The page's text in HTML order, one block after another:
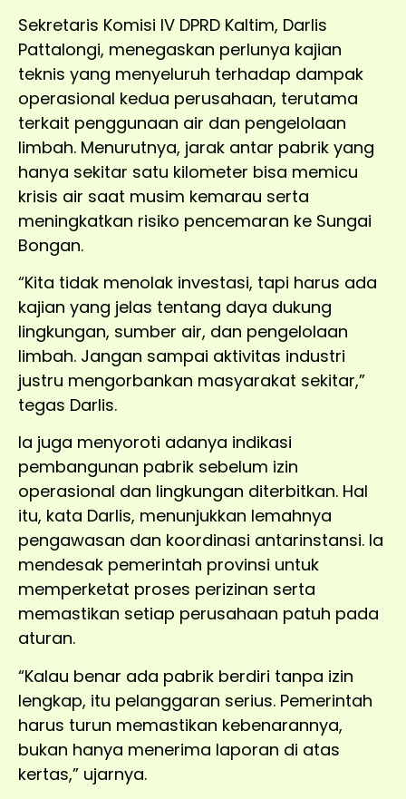
Sekretaris Komisi IV DPRD Kaltim, Darlis
Pattalongi, menegaskan perlunya kajian
teknis yang menyeluruh terhadap dampak
operasional kedua perusahaan, terutama
terkait penggunaan air dan pengelolaan
limbah. Menurutnya, jarak antar pabrik yang
hanya sekitar satu kilometer bisa memicu
krisis air saat musim kemarau serta
meningkatkan risiko pencemaran ke Sungai
Bongan.
“Kita tidak menolak investasi, tapi harus ada
kajian yang jelas tentang daya dukung
lingkungan, sumber air, dan pengelolaan
limbah. Jangan sampai aktivitas industri
justru mengorbankan masyarakat sekitar,”
tegas Darlis.
Ia juga menyoroti adanya indikasi
pembangunan pabrik sebelum izin
operasional dan lingkungan diterbitkan. Hal
itu, kata Darlis, menunjukkan lemahnya
pengawasan dan koordinasi antarinstansi. Ia
mendesak pemerintah provinsi untuk
memperketat proses perizinan serta
memastikan setiap perusahaan patuh pada
aturan.
“Kalau benar ada pabrik berdiri tanpa izin
lengkap, itu pelanggaran serius. Pemerintah
harus turun memastikan kebenarannya,
bukan hanya menerima laporan di atas
kertas,” ujarnya.